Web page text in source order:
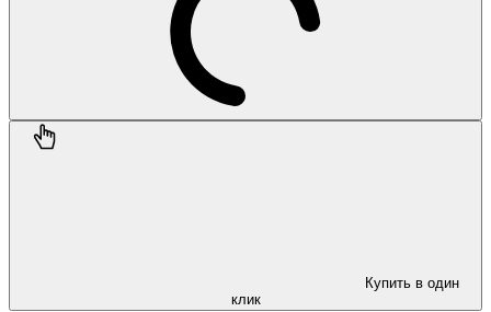
Купить в один
клик